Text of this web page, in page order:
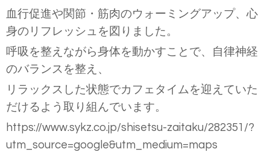
血行促進や関節・筋肉のウォーミングアップ、心
身のリフレッシュを図りました。
呼吸を整えながら身体を動かすことで、自律神経
のバランスを整え、
リラックスした状態でカフェタイムを迎えていた
だけるよう取り組んでいます。
https://www.sykz.co.jp/shisetsu-zaitaku/282351/?
utm_source=google&utm_medium=maps